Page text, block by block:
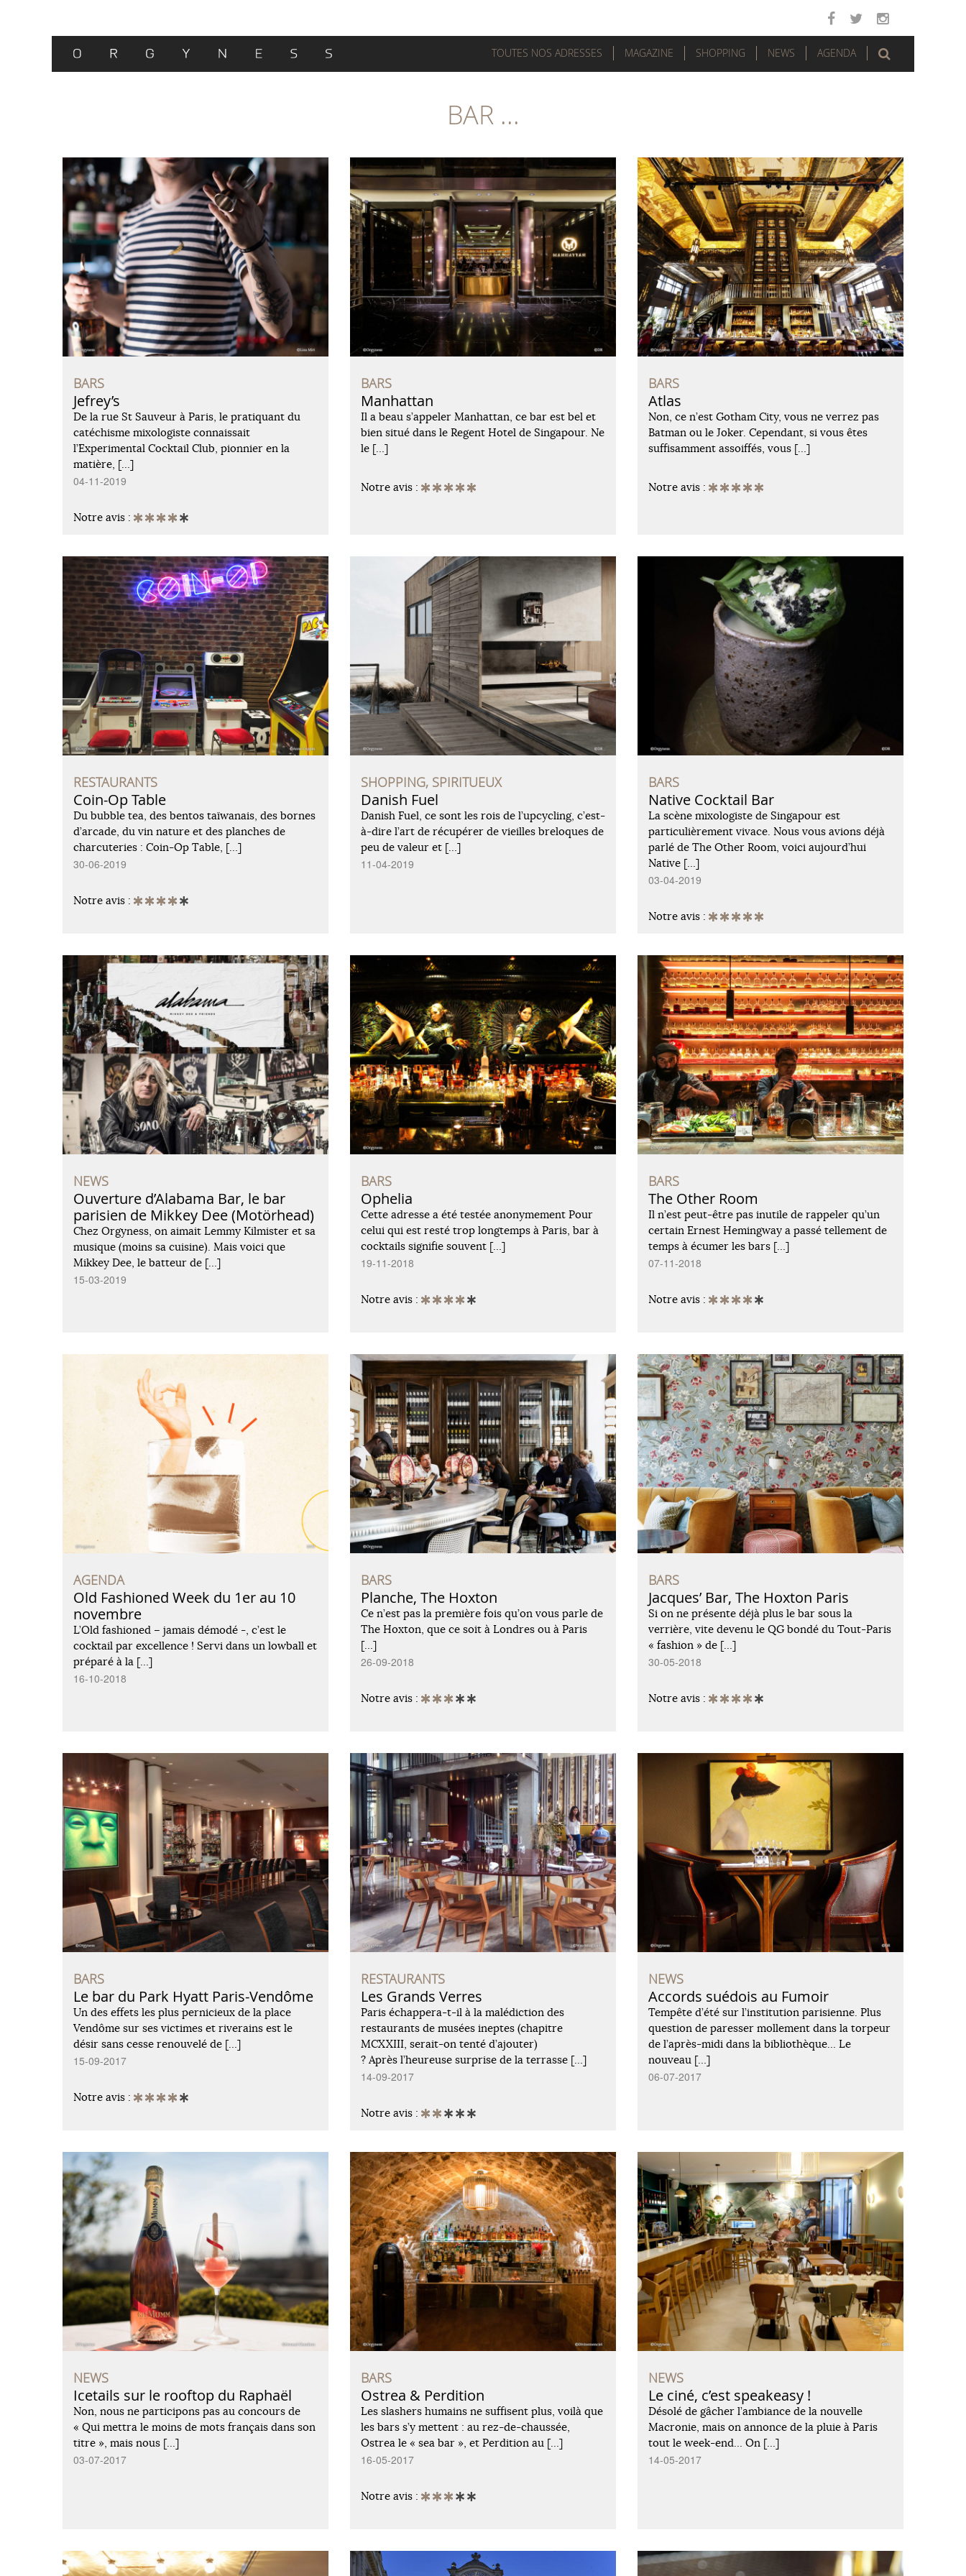
TOUTES NOS ADRESSES MAGAZINE SHOPPING NEWS AGENDA
BAR ...
BARS
Jefrey’s
De la rue St Sauveur à Paris, le pratiquant du
catéchisme mixologiste connaissait
l’Experimental Cocktail Club, pionnier en la
matière, […]
04-11-2019
Notre avis :
BARS
Manhattan
Il a beau s’appeler Manhattan, ce bar est bel et
bien situé dans le Regent Hotel de Singapour. Ne
le […]
Notre avis :
BARS
Atlas
Non, ce n’est Gotham City, vous ne verrez pas
Batman ou le Joker. Cependant, si vous êtes
suffisamment assoiffés, vous […]
Notre avis :
RESTAURANTS
Coin-Op Table
Du bubble tea, des bentos taïwanais, des bornes
d’arcade, du vin nature et des planches de
charcuteries : Coin-Op Table, […]
30-06-2019
Notre avis :
SHOPPING, SPIRITUEUX
Danish Fuel
Danish Fuel, ce sont les rois de l’upcycling, c’est-
à-dire l’art de récupérer de vieilles breloques de
peu de valeur et […]
11-04-2019
BARS
Native Cocktail Bar
La scène mixologiste de Singapour est
particulièrement vivace. Nous vous avions déjà
parlé de The Other Room, voici aujourd’hui
Native […]
03-04-2019
Notre avis :
NEWS
Ouverture d’Alabama Bar, le bar
parisien de Mikkey Dee (Motörhead)
Chez Orgyness, on aimait Lemmy Kilmister et sa
musique (moins sa cuisine). Mais voici que
Mikkey Dee, le batteur de […]
15-03-2019
BARS
Ophelia
Cette adresse a été testée anonymement Pour
celui qui est resté trop longtemps à Paris, bar à
cocktails signifie souvent […]
19-11-2018
Notre avis :
BARS
The Other Room
Il n’est peut-être pas inutile de rappeler qu’un
certain Ernest Hemingway a passé tellement de
temps à écumer les bars […]
07-11-2018
Notre avis :
AGENDA
Old Fashioned Week du 1er au 10
novembre
L’Old fashioned – jamais démodé -, c’est le
cocktail par excellence ! Servi dans un lowball et
préparé à la […]
16-10-2018
BARS
Planche, The Hoxton
Ce n’est pas la première fois qu’on vous parle de
The Hoxton, que ce soit à Londres ou à Paris
[…]
26-09-2018
Notre avis :
BARS
Jacques’ Bar, The Hoxton Paris
Si on ne présente déjà plus le bar sous la
verrière, vite devenu le QG bondé du Tout-Paris
« fashion » de […]
30-05-2018
Notre avis :
BARS
Le bar du Park Hyatt Paris-Vendôme
Un des effets les plus pernicieux de la place
Vendôme sur ses victimes et riverains est le
désir sans cesse renouvelé de […]
15-09-2017
Notre avis :
RESTAURANTS
Les Grands Verres
Paris échappera-t-il à la malédiction des
restaurants de musées ineptes (chapitre
MCXXIII, serait-on tenté d’ajouter)
? Après l’heureuse surprise de la terrasse […]
14-09-2017
Notre avis :
NEWS
Accords suédois au Fumoir
Tempête d’été sur l’institution parisienne. Plus
question de paresser mollement dans la torpeur
de l’après-midi dans la bibliothèque… Le
nouveau […]
06-07-2017
NEWS
Icetails sur le rooftop du Raphaël
Non, nous ne participons pas au concours de
« Qui mettra le moins de mots français dans son
titre », mais nous […]
03-07-2017
BARS
Ostrea & Perdition
Les slashers humains ne suffisent plus, voilà que
les bars s’y mettent : au rez-de-chaussée,
Ostrea le « sea bar », et Perdition au […]
16-05-2017
Notre avis :
NEWS
Le ciné, c’est speakeasy !
Désolé de gâcher l’ambiance de la nouvelle
Macronie, mais on annonce de la pluie à Paris
tout le week-end… On […]
14-05-2017